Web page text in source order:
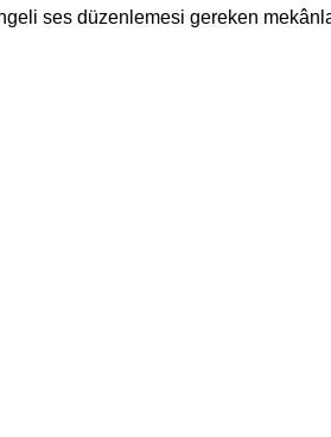
ses düzenlemesi gereken